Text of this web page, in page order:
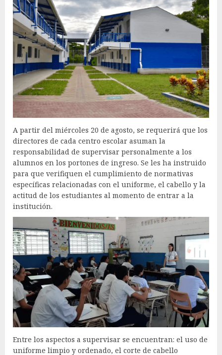
A partir del miércoles 20 de agosto, se requerirá que los
directores de cada centro escolar asuman la
responsabilidad de supervisar personalmente a los
alumnos en los portones de ingreso. Se les ha instruido
para que verifiquen el cumplimiento de normativas
específicas relacionadas con el uniforme, el cabello y la
actitud de los estudiantes al momento de entrar a la
institución.
Entre los aspectos a supervisar se encuentran: el uso de
uniforme limpio y ordenado, el corte de cabello